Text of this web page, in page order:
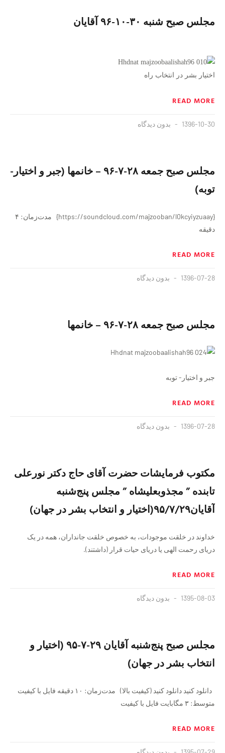
مجلس صبح شنبه ۳۰-۱۰-۹۶ آقایان
اختیار بشر در انتخاب راه
READ MORE
1396-10-30 بدون دیدگاه
مجلس صبح جمعه ٢٨-٧-٩۶ – خانمها (جبر و اختیار-
توبه)
{https://soundcloud.com/majzooban/l0kcyiyzuaay} مدت‌زمان: ۴
دقيقه
READ MORE
1396-07-28 بدون دیدگاه
مجلس صبح جمعه ٢٨-٧-٩۶ – خانمها
جبر و اختیار- توبه
READ MORE
1396-07-28 بدون دیدگاه
مکتوب فرمایشات حضرت آقای حاج دکتر نورعلی
تابنده ” مجذوبعلیشاه ” مجلس پنج‌شنبه
آقایان۹۵/۷/۲۹(اختیار و انتخاب بشر در جهان)
خداوند در خلقت موجودات، به خصوص خلقت جانداران، همه در یک
دریای رحمت الهی یا دریای حیات قرار (داشتند).
READ MORE
1395-08-03 بدون دیدگاه
مجلس صبح پنج‌‌شنبه آقایان ٢٩-۷-٩۵ (اختیار و
انتخاب بشر در جهان)
دانلود کنید دانلود کنید (کیفیت بالا) مدت‌زمان: ١٠ دقیقه فايل با کیفیت
متوسط: ۳ مگابایت فايل با کیفیت
READ MORE